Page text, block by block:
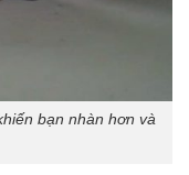
bạn nhàn hơn và